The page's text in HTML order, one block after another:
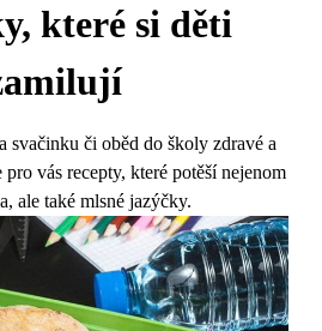
které si děti
svačinku či oběd do školy zdravé a
vás recepty, které potěší nejenom
ale také mlsné jazýčky.